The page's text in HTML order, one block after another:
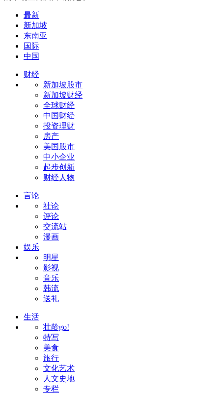
最新
新加坡
东南亚
国际
中国
财经
新加坡股市
新加坡财经
全球财经
中国财经
投资理财
房产
美国股市
中小企业
起步创新
财经人物
言论
社论
评论
交流站
漫画
娱乐
明星
影视
音乐
韩流
送礼
生活
壮龄go!
特写
美食
旅行
文化艺术
人文史地
专栏